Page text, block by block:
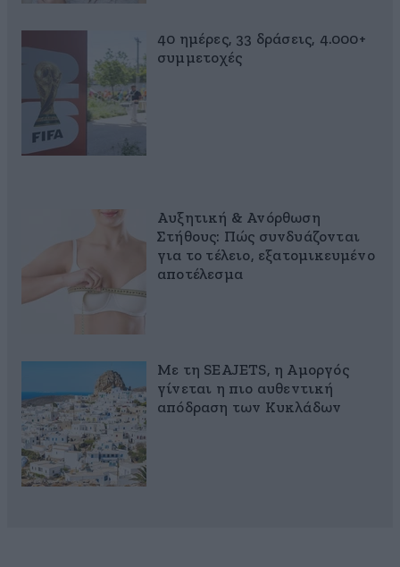
40 ημέρες, 33 δράσεις, 4.000+
συμμετοχές
Αυξητική & Ανόρθωση
Στήθους: Πώς συνδυάζονται
για το τέλειο, εξατομικευμένο
αποτέλεσμα
Με τη SEAJETS, η Αμοργός
γίνεται η πιο αυθεντική
απόδραση των Κυκλάδων